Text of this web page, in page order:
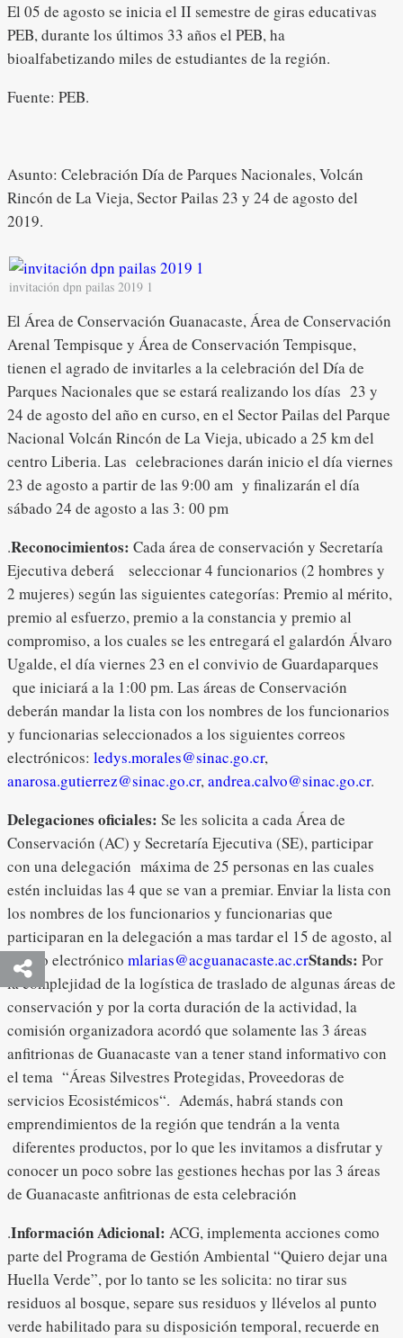
El 05 de agosto se inicia el II semestre de giras educativas
PEB, durante los últimos 33 años el PEB, ha
bioalfabetizando miles de estudiantes de la región.
Fuente: PEB.
Asunto: Celebración Día de Parques Nacionales, Volcán
Rincón de La Vieja, Sector Pailas 23 y 24 de agosto del
2019.
invitación dpn pailas 2019 1
El Área de Conservación Guanacaste, Área de Conservación
Arenal Tempisque y Área de Conservación Tempisque,
tienen el agrado de invitarles a la celebración del Día de
Parques Nacionales que se estará realizando los días 23 y
24 de agosto del año en curso, en el Sector Pailas del Parque
Nacional Volcán Rincón de La Vieja, ubicado a 25 km del
centro Liberia. Las celebraciones darán inicio el día viernes
23 de agosto a partir de las 9:00 am y finalizarán el día
sábado 24 de agosto a las 3: 00 pm
.Reconocimientos: Cada área de conservación y Secretaría
Ejecutiva deberá seleccionar 4 funcionarios (2 hombres y
2 mujeres) según las siguientes categorías: Premio al mérito,
premio al esfuerzo, premio a la constancia y premio al
compromiso, a los cuales se les entregará el galardón Álvaro
Ugalde, el día viernes 23 en el convivio de Guardaparques
que iniciará a la 1:00 pm. Las áreas de Conservación
deberán mandar la lista con los nombres de los funcionarios
y funcionarias seleccionados a los siguientes correos
electrónicos: ledys.morales@sinac.go.cr,
anarosa.gutierrez@sinac.go.cr,andrea.calvo@sinac.go.cr.
Delegaciones oficiales: Se les solicita a cada Área de
Conservación (AC) y Secretaría Ejecutiva (SE), participar
con una delegación máxima de 25 personas en las cuales
estén incluidas las 4 que se van a premiar. Enviar la lista con
los nombres de los funcionarios y funcionarias que
participaran en la delegación a mas tardar el 15 de agosto, al
correo electrónico mlarias@acguanacaste.ac.crStands: Por
la complejidad de la logística de traslado de algunas áreas de
conservación y por la corta duración de la actividad, la
comisión organizadora acordó que solamente las 3 áreas
anfitrionas de Guanacaste van a tener stand informativo con
el tema “Áreas Silvestres Protegidas, Proveedoras de
servicios Ecosistémicos“. Además, habrá stands con
emprendimientos de la región que tendrán a la venta
diferentes productos, por lo que les invitamos a disfrutar y
conocer un poco sobre las gestiones hechas por las 3 áreas
de Guanacaste anfitrionas de esta celebración
.Información Adicional: ACG, implementa acciones como
parte del Programa de Gestión Ambiental “Quiero dejar una
Huella Verde”, por lo tanto se les solicita: no tirar sus
residuos al bosque, separe sus residuos y llévelos al punto
verde habilitado para su disposición temporal, recuerde en